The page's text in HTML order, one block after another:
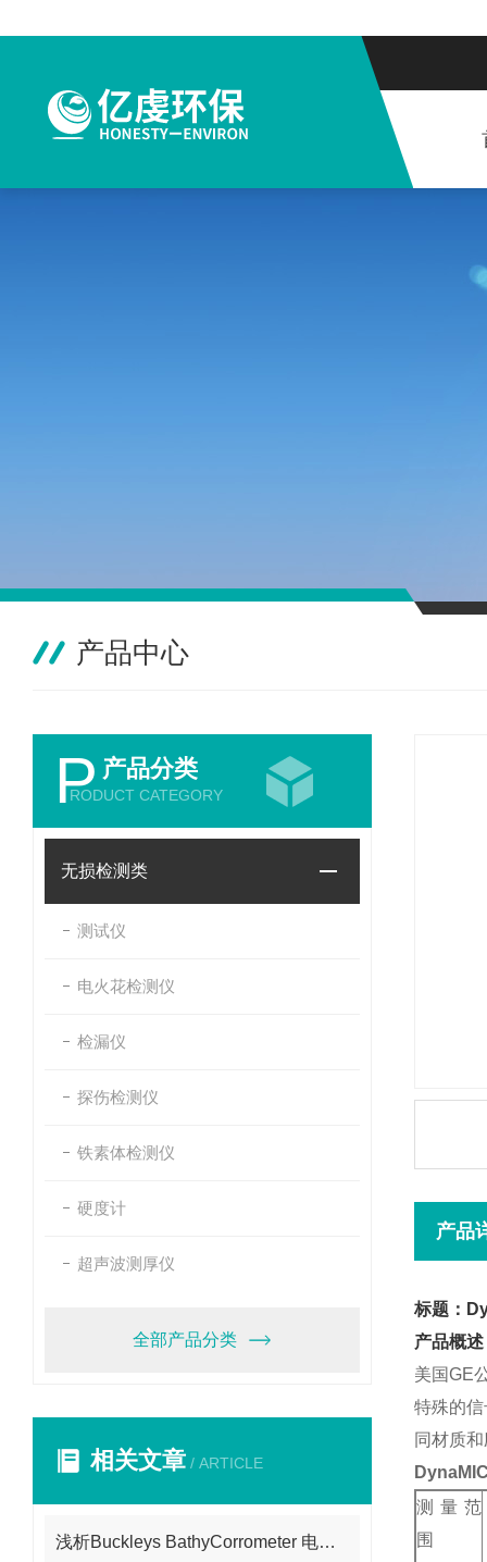
产品中心
P 产品分类
RODUCT CATEGORY
无损检测类
测试仪
电火花检测仪
检漏仪
探伤检测仪
铁素体检测仪
硬度计
超声波测厚仪
全部产品分类
相关文章 / ARTICLE
浅析Buckleys BathyCorrometer 电位计的测定步骤
产品
标题：
产品概述
美国GE
特殊的
同材质
测量范
围